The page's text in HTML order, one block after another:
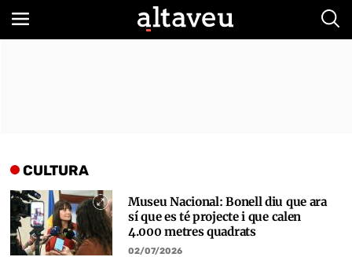
CULTURA
Museu Nacional: Bonell diu que ara
sí que es té projecte i que calen
4.000 metres quadrats
02/07/2026